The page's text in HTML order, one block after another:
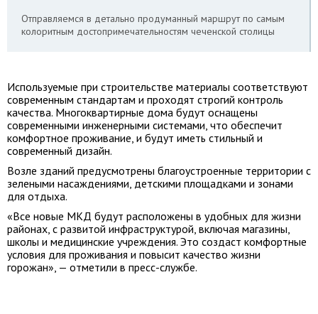
Отправляемся в детально продуманный маршрут по самым
колоритным достопримечательностям чеченской столицы
Используемые при строительстве материалы соответствуют
современным стандартам и проходят строгий контроль
качества. Многоквартирные дома будут оснащены
современными инженерными системами, что обеспечит
комфортное проживание, и будут иметь стильный и
современный дизайн.
Возле зданий предусмотрены благоустроенные территории с
зелеными насаждениями, детскими площадками и зонами
для отдыха.
«Все новые МКД будут расположены в удобных для жизни
районах, с развитой инфраструктурой, включая магазины,
школы и медицинские учреждения. Это создаст комфортные
условия для проживания и повысит качество жизни
горожан», — отметили в пресс-службе.